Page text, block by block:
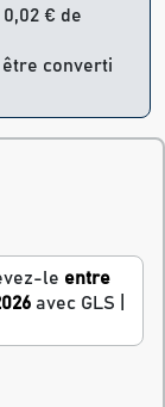
0,02 € de
converti
le entre
avec GLS |